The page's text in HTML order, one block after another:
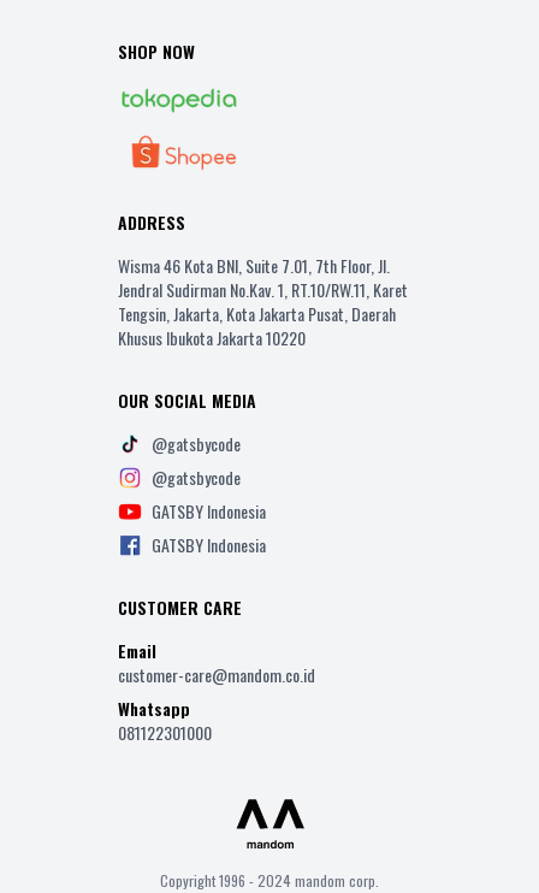
SHOP NOW
ADDRESS
Wisma 46 Kota BNI, Suite 7.01, 7th Floor, Jl.
Jendral Sudirman No.Kav. 1, RT.10/RW.11, Karet
Tengsin, Jakarta, Kota Jakarta Pusat, Daerah
Khusus Ibukota Jakarta 10220
OUR SOCIAL MEDIA
@gatsbycode
@gatsbycode
GATSBY Indonesia
GATSBY Indonesia
CUSTOMER CARE
Email
customer-care@mandom.co.id
Whatsapp
081122301000
Copyright 1996 - 2024 mandom corp.